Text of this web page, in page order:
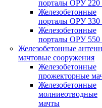
порталы ОРУ
Железобетонные
порталы ОРУ
Железобетонные
порталы ОРУ
Железобетонные
мачтовые сооружения
Железобетонные
прожекторные
Железобетонные
молниеотводные
мачты